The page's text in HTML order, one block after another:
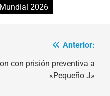
Mundial 2026
Anterior:
con prisión preventiva a
«Pequeño J»